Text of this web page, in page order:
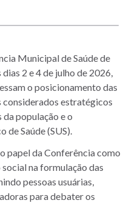
Municipal de Saúde de
2 e 4 de julho de 2026,
o posicionamento das
considerados estratégicos
população e o
de Saúde (SUS).
papel da Conferência como
na formulação das
pessoas usuárias,
para debater os